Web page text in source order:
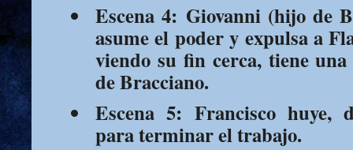
Escena 4: Giovanni (hijo de
asume el poder y expulsa a
viendo su fin cerca, tiene
de Bracciano.
Escena 5: Francisco huye,
para terminar el trabajo.